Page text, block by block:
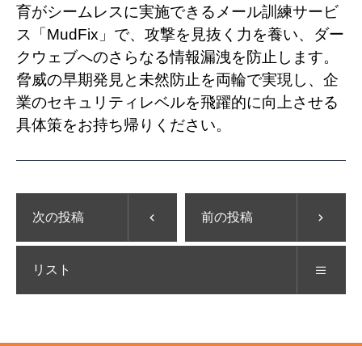
育がシームレスに実施できるメール訓練サービ
ス「MudFix」で、攻撃を見抜く力を養い、ダー
クウェブへのさらなる情報漏洩を防止します。
脅威の早期発見と未然防止を両輪で実現し、企
業のセキュリティレベルを飛躍的に向上させる
具体策をお持ち帰りください。
次の投稿 前の投稿
リスト